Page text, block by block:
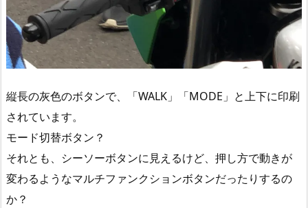
縦長の灰色のボタンで、「WALK」「MODE」と上下に印刷
されています。
モード切替ボタン？
それとも、シーソーボタンに見えるけど、押し方で動きが
変わるようなマルチファンクションボタンだったりするの
か？